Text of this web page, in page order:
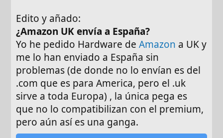
Edito y añado:
¿Amazon UK envía a España?
Yo he pedido Hardware deAmazon a UK y
me lo han enviado a España sin
problemas (de donde no lo envían es del
.com que es para America, pero el .uk
sirve a toda Europa) , la única pega es
que no lo compatibilizan con el premium,
pero aún así es una ganga.